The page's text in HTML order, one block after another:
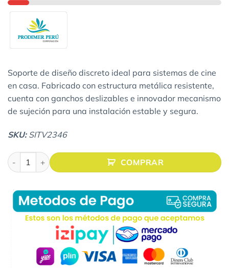
Soporte de diseño discreto ideal para sistemas de cine
en casa. Fabricado con estructura metálica resistente,
cuenta con ganchos deslizables e innovador mecanismo
de sujeción para una instalación estable y segura.
SKU: SITV2346
SOPORTE INCLINABLE PARA TV LED/LCD Y PLASMA DE
COMPRAR